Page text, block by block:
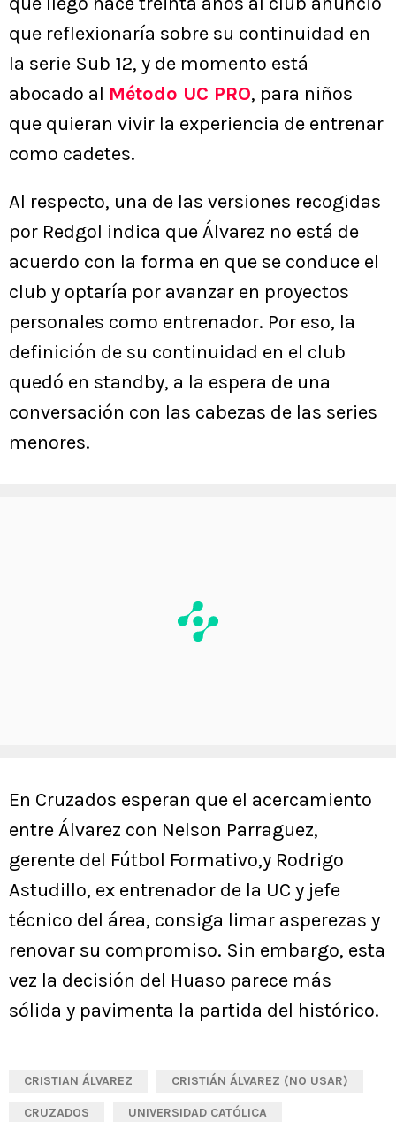
que reflexionaría sobre su continuidad en
la serie Sub 12, y de momento está
abocado al Método UC PRO, para niños
que quieran vivir la experiencia de entrenar
como cadetes.
Al respecto, una de las versiones recogidas
por Redgol indica que Álvarez no está de
acuerdo con la forma en que se conduce el
club y optaría por avanzar en proyectos
personales como entrenador. Por eso, la
definición de su continuidad en el club
quedó en standby, a la espera de una
conversación con las cabezas de las series
menores.
En Cruzados esperan que el acercamiento
entre Álvarez con Nelson Parraguez,
gerente del Fútbol Formativo,y Rodrigo
Astudillo, ex entrenador de la UC y jefe
técnico del área, consiga limar asperezas y
renovar su compromiso. Sin embargo, esta
vez la decisión del Huaso parece más
sólida y pavimenta la partida del histórico.
CRISTIAN ÁLVAREZ CRISTIÁN ÁLVAREZ (NO USAR)
CRUZADOS UNIVERSIDAD CATÓLICA